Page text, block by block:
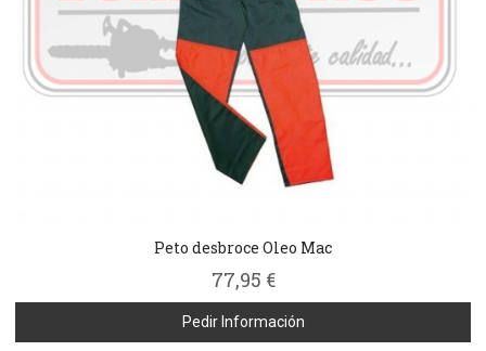
Peto desbroce Oleo Mac
77,95 €
Pedir Información